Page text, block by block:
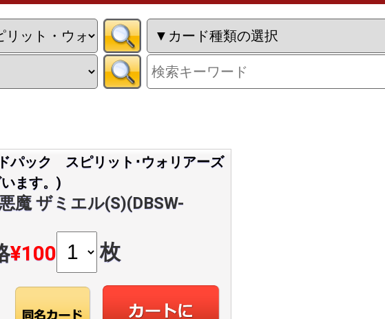
パック スピリット･ウォリアーズ
ます。)
魔 ザミエル(S)(DBSW-
¥100 枚